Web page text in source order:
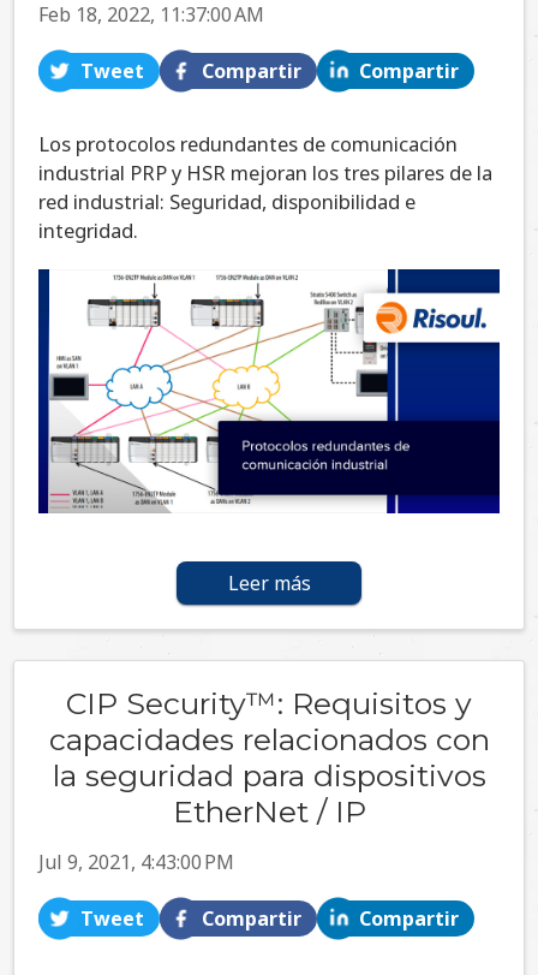
Feb 18, 2022, 11:37:00 AM
Tweet Compartir Compartir
Los protocolos redundantes de comunicación
industrial PRP y HSR mejoran los tres pilares de la
red industrial: Seguridad, disponibilidad e
integridad.
Leer más
CIP Security™: Requisitos y
capacidades relacionados con
la seguridad para dispositivos
EtherNet / IP
Jul 9, 2021, 4:43:00 PM
Tweet Compartir Compartir